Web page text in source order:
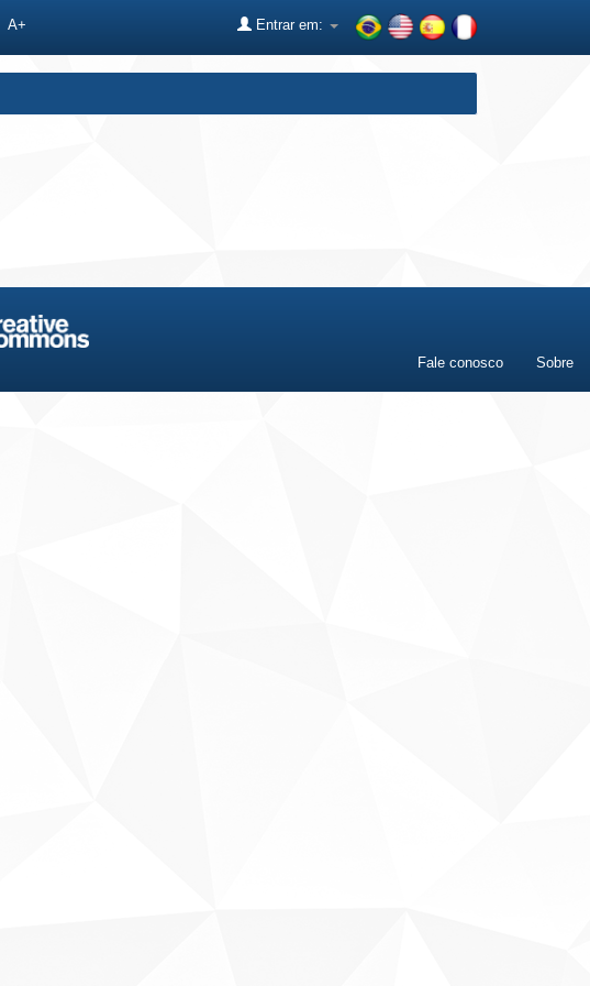
A+ Entrar em:
Fale conosco Sobre